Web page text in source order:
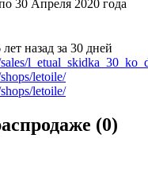
30 Апреля 2020 года
назад за 30 дней
letoile/
letoile/
(0)